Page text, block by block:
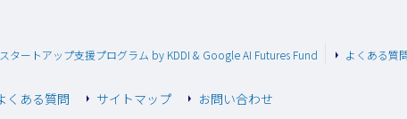
タートアップ支援プログラム by KDDI & Google AI Futures Fund よくある質
くある質問 サイトマップ お問い合わせ